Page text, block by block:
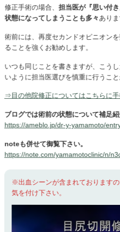
修正手術の場合、担当医が『思い付
状態になってしまうことも多々ありま
術前には、再度セカンドオピニオン
ることを強くお勧めします。
いつも同じことを書きますが、こう
いように担当医選びを慎重に行うこ
⇒目の他院修正についてはこちらに
ブログでは術前の状態について補足紹
https://ameblo.jp/dr-y-yamamoto/
noteも併せて御覧下さい。
https://note.com/yamamotoclinic/n/
※出血シーンが含まれております
気を付け下さい。